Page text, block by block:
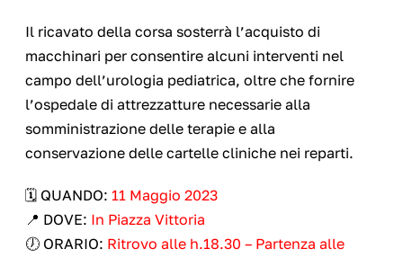
Il ricavato della corsa sosterrà l’acquisto di
macchinari per consentire alcuni interventi nel
campo dell’urologia pediatrica, oltre che fornire
l’ospedale di attrezzatture necessarie alla
somministrazione delle terapie e alla
conservazione delle cartelle cliniche nei reparti.
🗓️ QUANDO: 11 Maggio 2023
📍 DOVE: In Piazza Vittoria
🕖 ORARIO: Ritrovo alle h.18.30 – Partenza alle